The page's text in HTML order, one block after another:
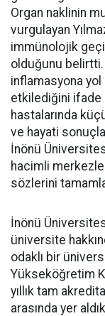
Organ naklinin
vurgulayan
immünolojik
olduğunu belirtti.
inflamasyona yol
etkilediğini ifade
hastalarında
ve hayati
İnönü
hacimli
sözlerini
İnönü
üniversite
odaklı bir
Yükseköğretim
yıllık tam
arasında yer